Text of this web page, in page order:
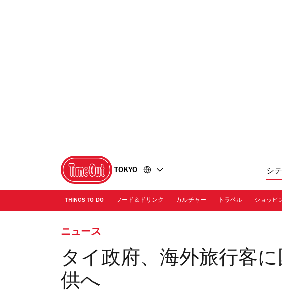
TOKYO シ
THINGS TO DO フード＆ドリンク カルチャー トラベル ショッピ
ニュース
タイ政府、海外旅行客
供へ